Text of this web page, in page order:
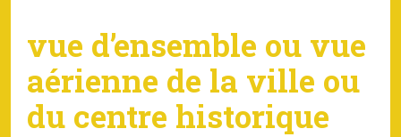
vue d’ensemble ou vue
aérienne de la ville ou
du centre historique